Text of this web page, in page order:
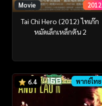
Movie 2012
Tai Chi Hero (2012) ไทเก๊ก
หมัดเล็กเหล็กตัน 2
6.4 พากย์ไทย